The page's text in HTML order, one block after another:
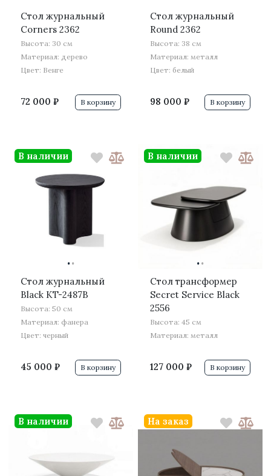
Стол журнальный
Corners 2362
Высота: 30 см
Материал: дерево
Цвет: Венге
72 000 ₽ В корзину
Стол журнальный
Round 2362
Высота: 38 см
Материал: металл
Цвет: белый
98 000 ₽ В корзину
··
Стол журнальный
Black KT-2487B
Высота: 50 см
Материал: фанера
Цвет: черный
45 000 ₽
В наличии
В корзину
··
Стол трансформер
Secret Service Black
2556
Высота: 45 см
Материал: металл
127 000 ₽
В наличии
В корзину
В наличии На заказ